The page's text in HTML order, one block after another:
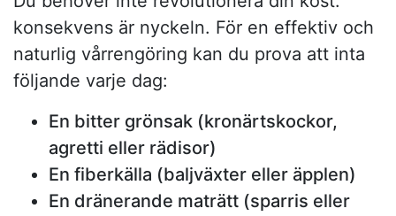
konsekvens är nyckeln. För en effektiv och
naturlig vårrengöring kan du prova att inta
följande varje dag:
En bitter grönsak (kronärtskockor,
agretti eller rädisor)
En fiberkälla (baljväxter eller äpplen)
En dränerande maträtt (sparris eller